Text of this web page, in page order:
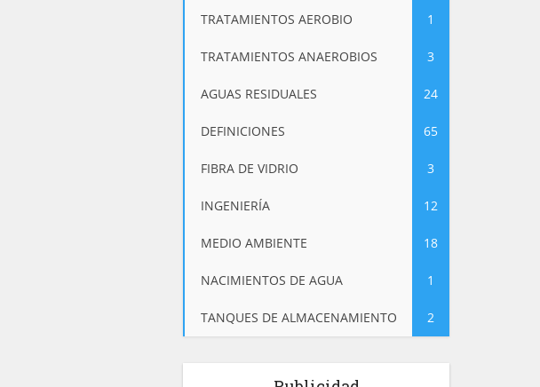
TRATAMIENTOS AEROBIO 1
TRATAMIENTOS ANAEROBIOS 3
AGUAS RESIDUALES 24
DEFINICIONES 65
FIBRA DE VIDRIO 3
INGENIERÍA 12
MEDIO AMBIENTE 18
NACIMIENTOS DE AGUA 1
TANQUES DE ALMACENAMIENTO 2